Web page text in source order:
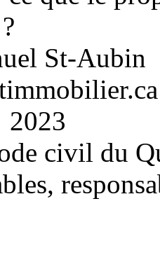
St-Aubin
civil du